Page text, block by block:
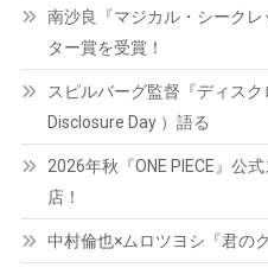
南沙良『マジカル・シーク
ター賞を受賞！
スピルバーグ監督『ディス
Disclosure Day ）語る
2026年秋『ONE PIECE』公
店！
中村倫也×ムロツヨシ『君の